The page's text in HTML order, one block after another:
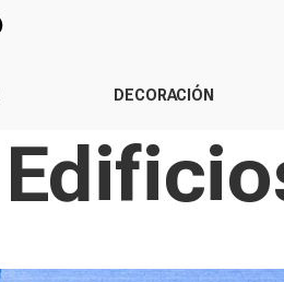
DECORACIÓN